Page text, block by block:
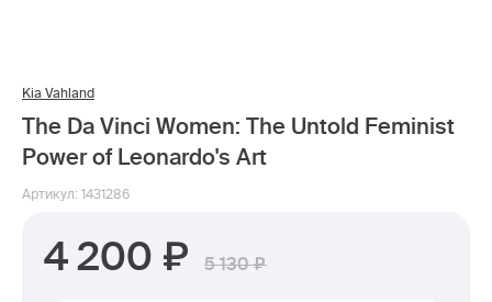
Kia Vahland
The Da Vinci Women: The Untold Feminist
Power of Leonardo's Art
Артикул: 1431286
4 200 5 130